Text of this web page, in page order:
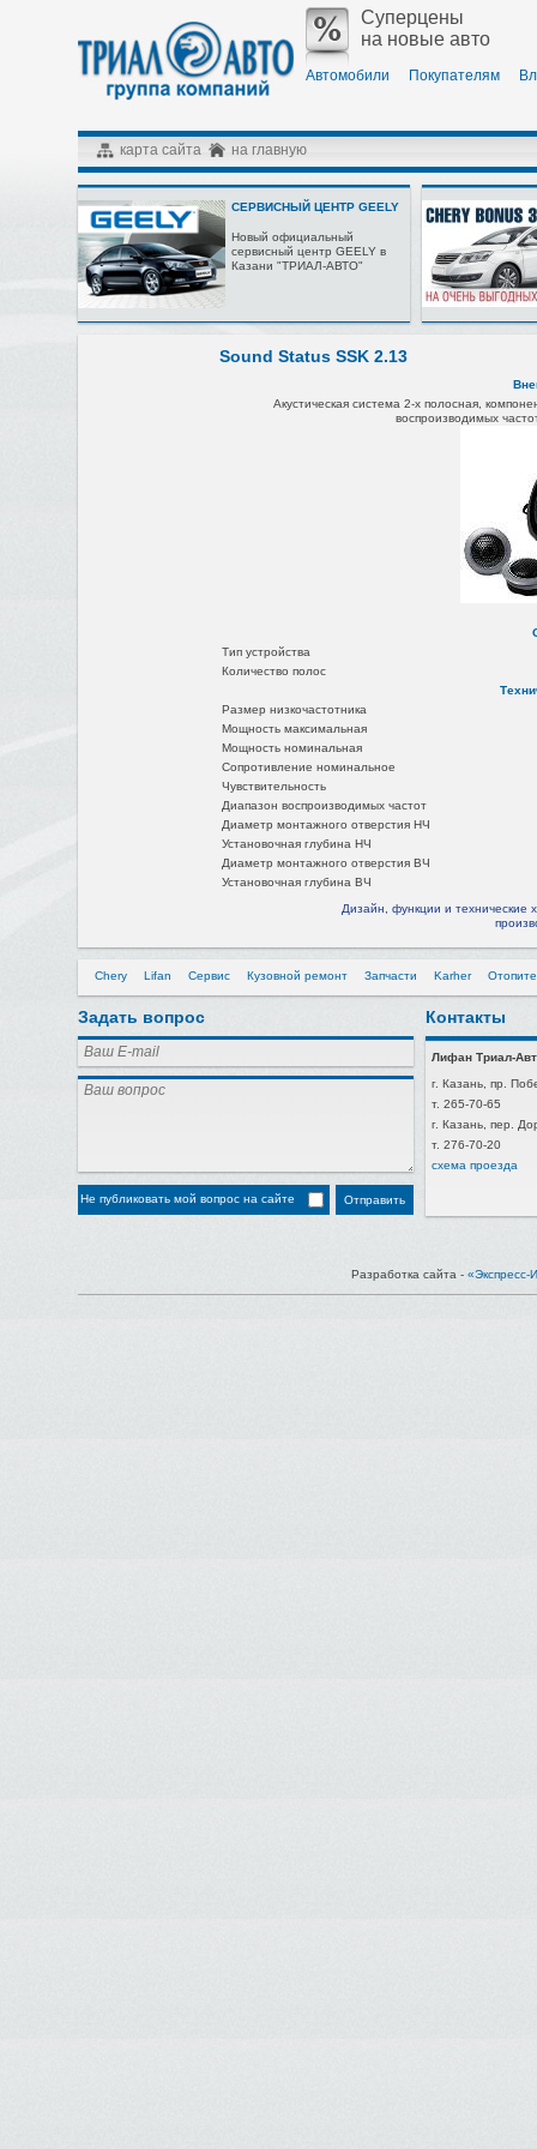
Суперцены
на новые авто
Автомобили Покупателям
карта сайта на главную
СЕРВИСНЫЙ ЦЕНТР GEELY
Новый официальный
сервисный центр GEELY в
Казани "ТРИАЛ-АВТО"
Sound Status SSK 2.13
Акустическая система 2-х полосная,
воспроизводимых
Тип устройства
Количество полос
Размер низкочастотника
Мощность максимальная
Мощность номинальная
Сопротивление номинальное
Чувствительность
Диапазон воспроизводимых частот
Диаметр монтажного отверстия НЧ
Установочная глубина НЧ
Диаметр монтажного отверстия ВЧ
Установочная глубина ВЧ
Дизайн, функции и технические
Chery Lifan Сервис Кузовной ремонт Запчасти Karher
Задать вопрос
Не публиковать мой вопрос на сайте
Контакты
Лифан Триал-
г. Казань, пр.
т. 265-70-65
г. Казань, пер.
т. 276-70-20
схема проезда
Разработка сайта - «Экспресс-